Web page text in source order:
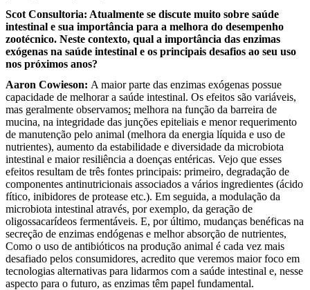
Scot Consultoria: Atualmente se discute muito sobre saúde
intestinal e sua importância para a melhora do desempenho
zootécnico. Neste contexto, qual a importância das enzimas
exógenas na saúde intestinal e os principais desafios ao seu uso
nos próximos anos?
Aaron Cowieson: A maior parte das enzimas exógenas possue
capacidade de melhorar a saúde intestinal. Os efeitos são variáveis,
mas geralmente observamos: melhora na função da barreira de
mucina, na integridade das junções epiteliais e menor requerimento
de manutenção pelo animal (melhora da energia líquida e uso de
nutrientes), aumento da estabilidade e diversidade da microbiota
intestinal e maior resiliência a doenças entéricas. Vejo que esses
efeitos resultam de três fontes principais: primeiro, degradação de
componentes antinutricionais associados a vários ingredientes (ácido
fítico, inibidores de protease etc.). Em seguida, a modulação da
microbiota intestinal através, por exemplo, da geração de
oligossacarídeos fermentáveis. E, por último, mudanças benéficas na
secreção de enzimas endógenas e melhor absorção de nutrientes,
Como o uso de antibióticos na produção animal é cada vez mais
desafiado pelos consumidores, acredito que veremos maior foco em
tecnologias alternativas para lidarmos com a saúde intestinal e, nesse
aspecto para o futuro, as enzimas têm papel fundamental.